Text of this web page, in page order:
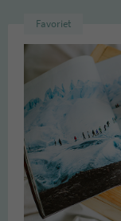
Favoriet